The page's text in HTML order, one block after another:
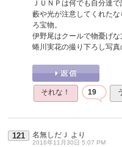
ＪＵＮＰは何でも自分達
藪や光が注意してくれた
ろ宝物。
伊野尾はクールで物憂げな
蜷川実花の撮り下ろし写真
それな！ 19
121 名無しだＪ より
2016年11月30日 5:07 PM